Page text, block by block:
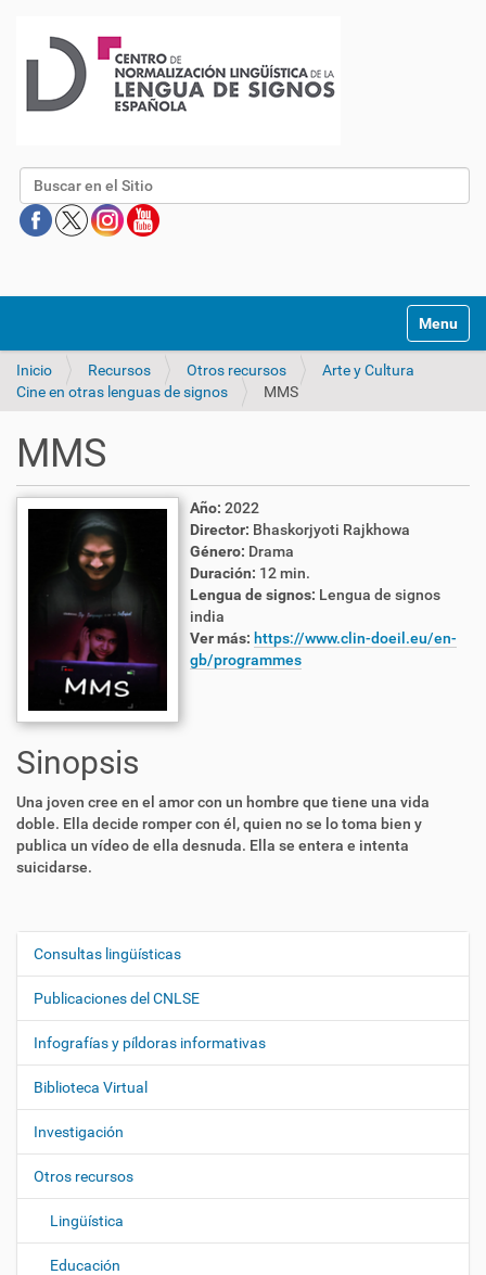
Buscar
Mostrar/
Inicio Recursos Otros recursos
Arte y Cultura
Cine en otras lenguas de signos
MMS
MMS
Año: 2022
Director: Bhaskorjyoti Rajkhowa
Género: Drama
Duración: 12 min.
Lengua de signos: Lengua de signos
india
Ver más: https://www.clin-doeil.eu/en-
gb/programmes
Sinopsis
Una joven cree en el amor con un hombre que tiene una vida
doble. Ella decide romper con él, quien no se lo toma bien y
publica un vídeo de ella desnuda. Ella se entera e intenta
suicidarse.
N
e
g
a
c
i
ó
n
Consultas lingüísticas
Publicaciones del CNLSE
Infografías y píldoras informativas
Biblioteca Virtual
Investigación
Otros recursos
Lingüística
Educación